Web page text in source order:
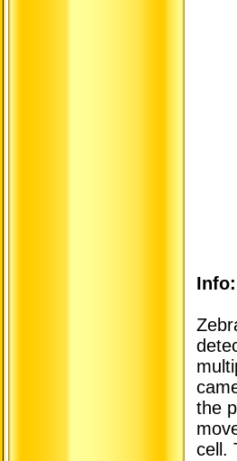
Info:
the
cell.